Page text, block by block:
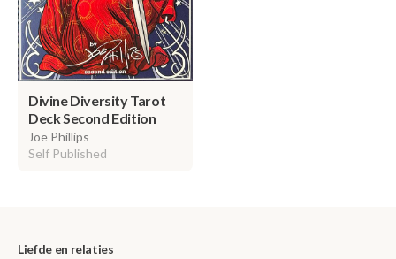
Divine Diversity Tarot
Deck Second Edition
Joe Phillips
Self Published
Liefde en relaties